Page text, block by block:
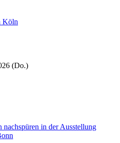
Köln
(Do.)
in der Ausstellung